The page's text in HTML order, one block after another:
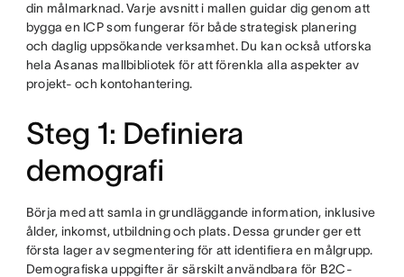
din målmarknad. Varje avsnitt i mallen guidar dig genom att
bygga en ICP som fungerar för både strategisk planering
och daglig uppsökande verksamhet. Du kan också utforska
hela Asanas mallbibliotek för att förenkla alla aspekter av
projekt- och kontohantering.
Steg 1: Definiera
demografi
Börja med att samla in grundläggande information, inklusive
ålder, inkomst, utbildning och plats. Dessa grunder ger ett
första lager av segmentering för att identifiera en målgrupp.
Demografiska uppgifter är särskilt användbara för B2C-